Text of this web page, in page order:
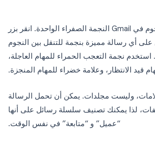
يتجاوز نظام النجوم في Gmail النجمة الصفراء الواحدة. انقر بزر
على أي رسالة مميزة بنجمة للتنقل بين النجوم
استخدم نجمة التعجب الحمراء للمهام العاجلة،
قيد الانتظار، وعلامة خضراء للمهام المنجزة.
وليست مجلدات. يمكن أن تحمل الرسالة
لذا يمكنك تصنيف سلسلة رسائل على أنها
“عميل” و “متابعة” في نفس الوقت.